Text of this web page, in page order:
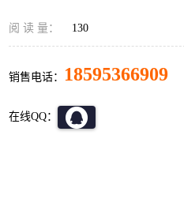
阅 读 量： 130
销售电话： 18595366909
在线QQ：